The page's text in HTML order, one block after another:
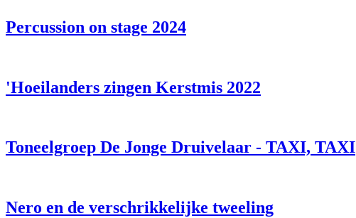
Percussion on stage 2024
'Hoeilanders zingen Kerstmis 2022
Toneelgroep De Jonge Druivelaar - TAXI, TAXI
Nero en de verschrikkelijke tweeling